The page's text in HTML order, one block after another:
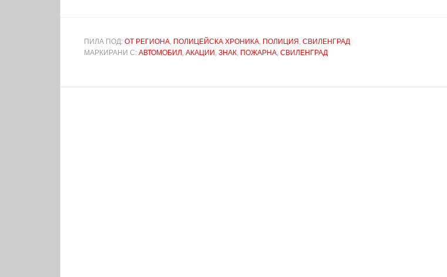
ПИЛА ПОД: ОТ РЕГИОНА, ПОЛИЦЕЙСКА ХРОНИКА, ПОЛИЦИЯ , СВИЛЕНГРАД
МАРКИРАНИ С: АВТОМОБИЛ , АКАЦИИ , ЗНАК, ПОЖАРНА, СВИЛЕНГРАД